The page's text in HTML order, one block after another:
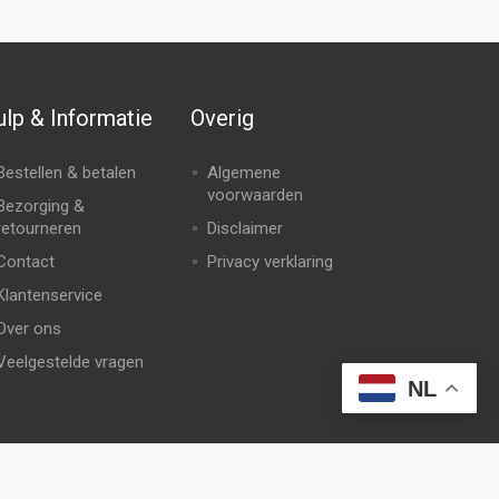
& Informatie
& betalen
&
ons
vragen
Overig
Algemene
voorwaarden
Disclaimer
Privacy verklaring
NL